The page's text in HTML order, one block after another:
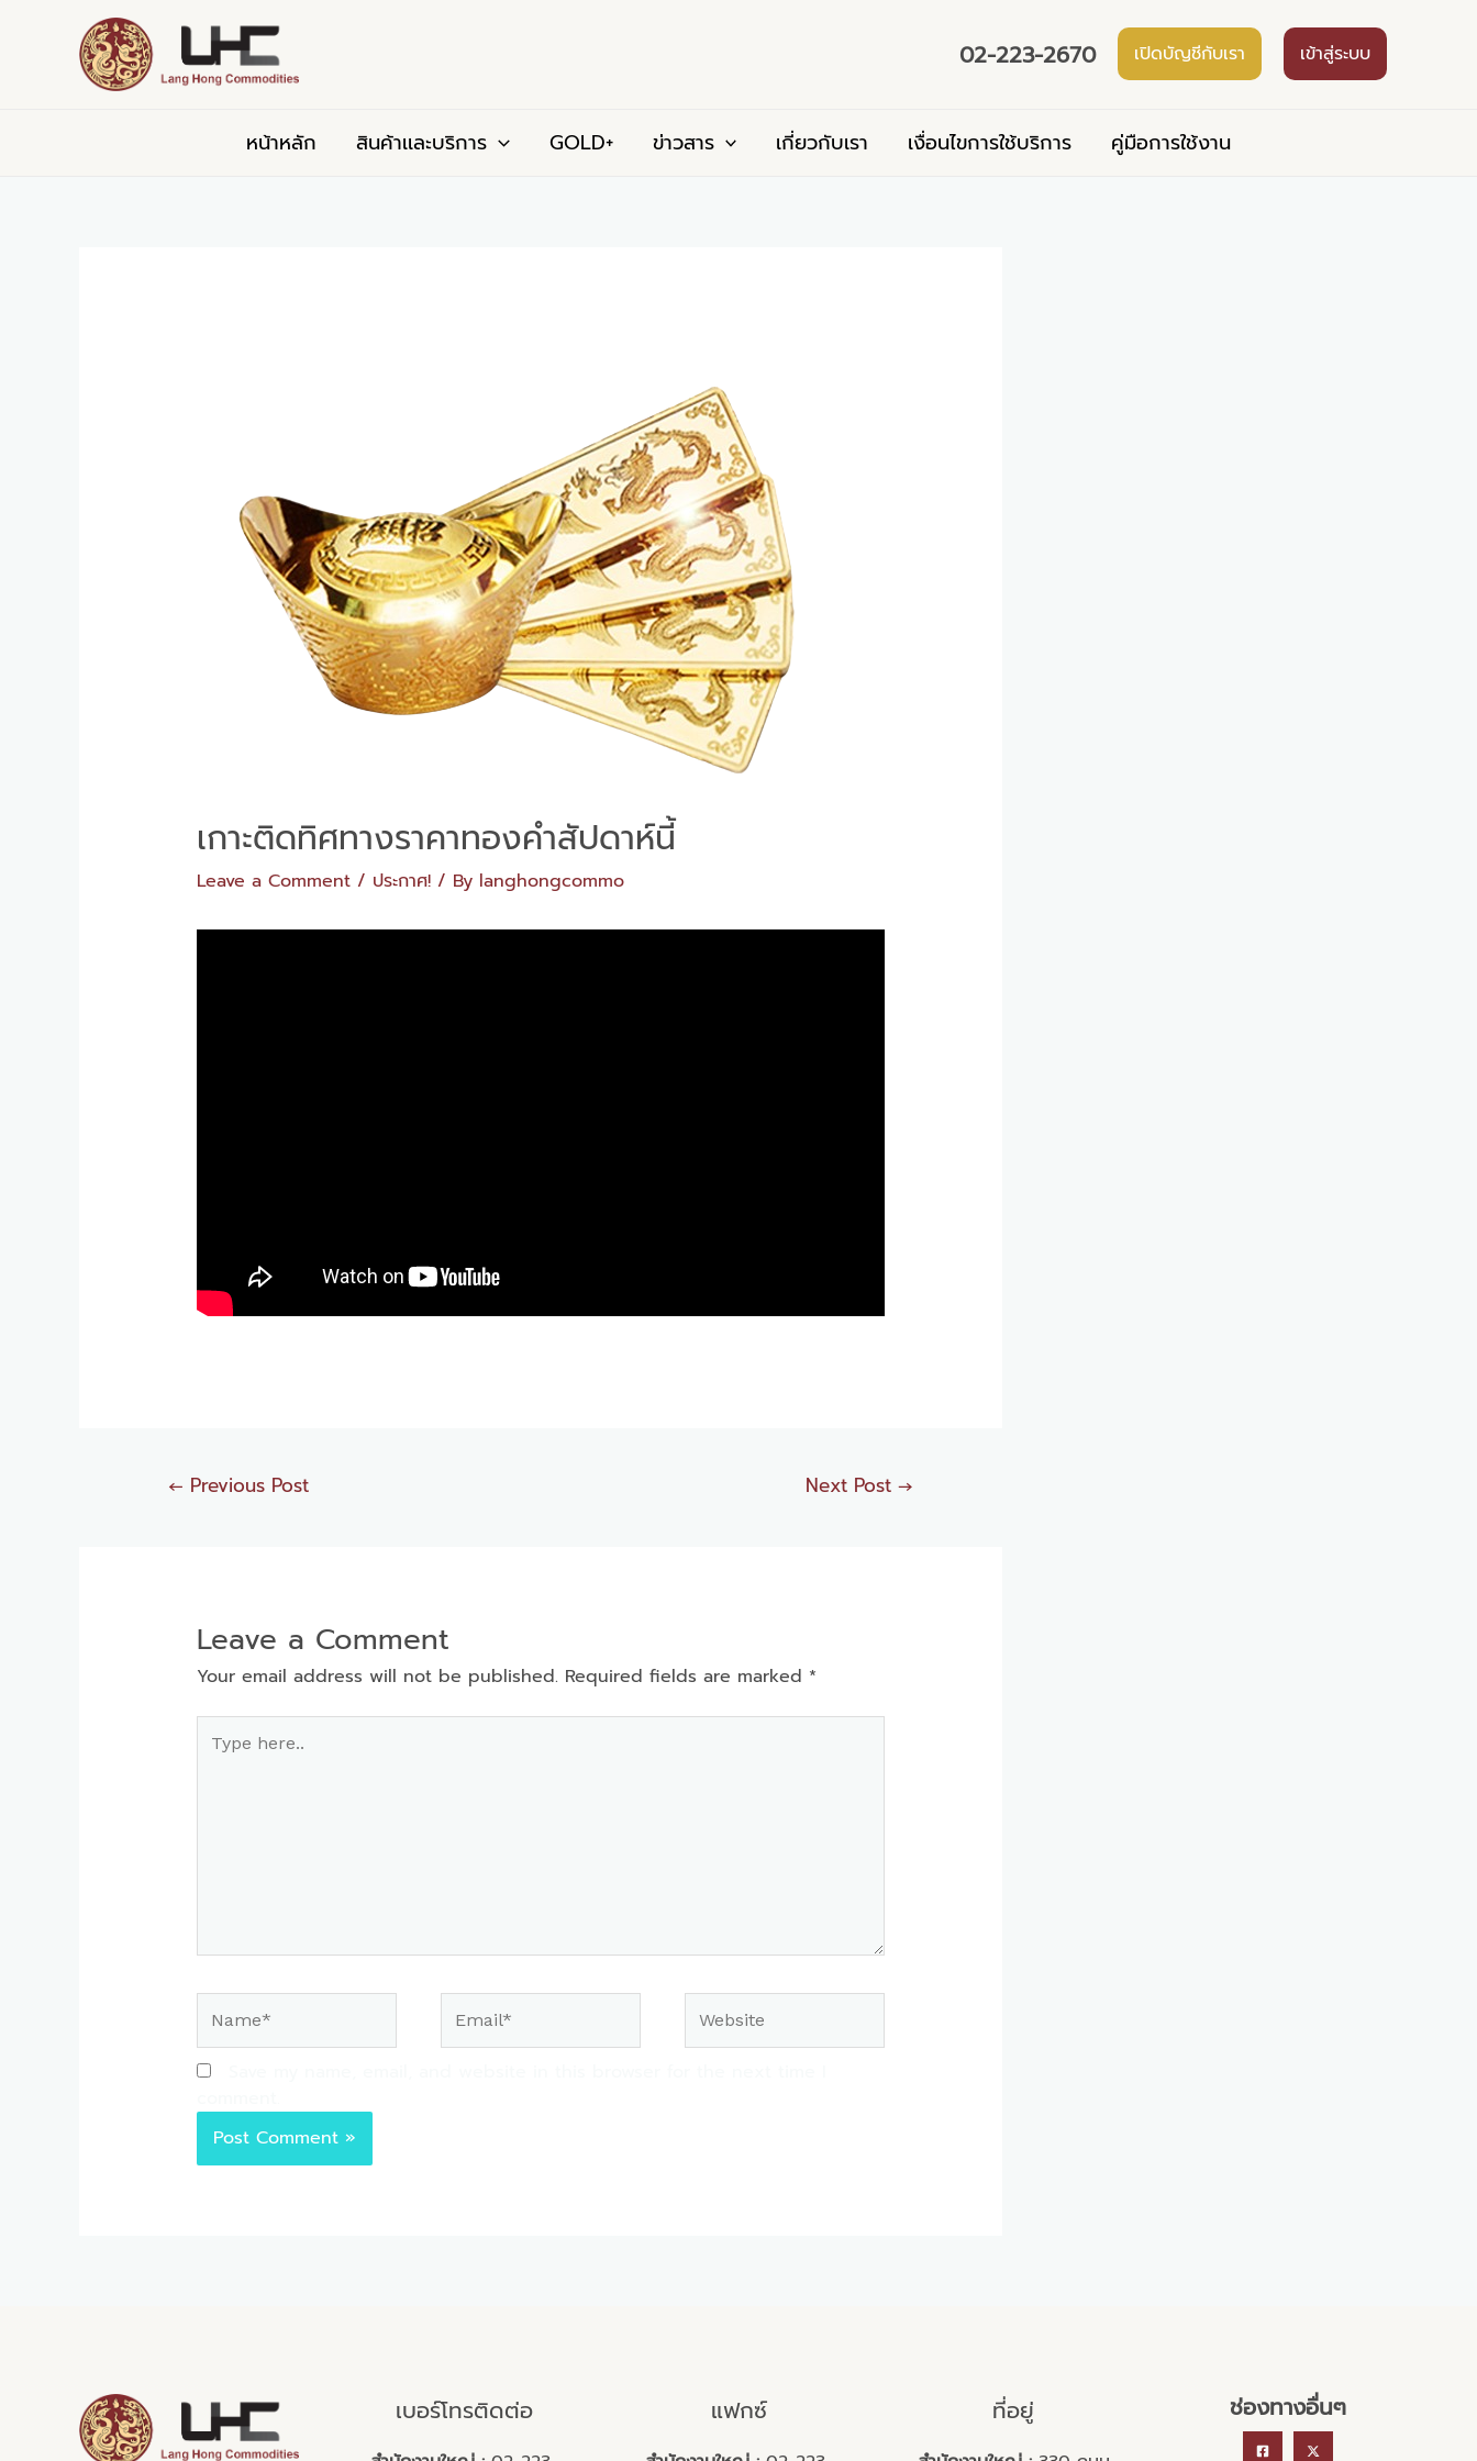
02-223-2670 เปิดบัญชีกับเรา เข้าสู่ระบบ
หน้าหลัก สินค้าเเละบริการ GOLD+ ข่าวสาร เกี่ยวกับเรา เงื่อนไขการใช้บริการ คู่มือการใช้งาน
เกาะติดทิศทางราคาทองคำสัปดาห์นี้
Leave a Comment / ประกาศ!/ By langhongcommo
navigation
← Previous Post Next Post→
Leave a Comment
Your email address will not be published. Required fields are marked *
here..
เบอร์โทรติดต่อ แฟกซ์ ที่อยู่ ช่องทางอื่นๆ